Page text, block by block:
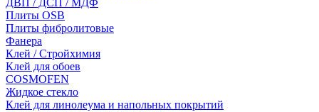
ДВП / ДСП / МДФ
Плиты OSB
Плиты фибролитовые
Фанера
Клей / Стройхимия
Клей для обоев
COSMOFEN
Жидкое стекло
Клей для линолеума и напольных покрытий